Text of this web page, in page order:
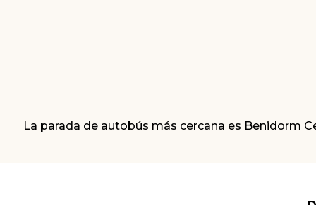
La parada de autobús más cercana es Benidorm